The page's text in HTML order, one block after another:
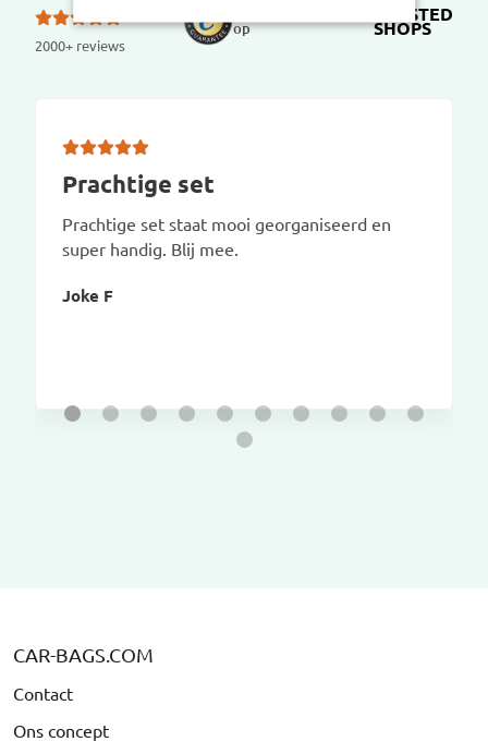
2000+ reviews
op
TRUSTED
SHOPS
Prachtige set
Prachtige set staat mooi georganiseerd en
super handig. Blij mee.
Joke F
CAR-BAGS.COM
Contact
Ons concept